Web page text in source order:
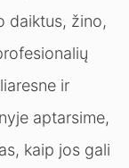
daiktus, žino,
ir
aptarsime,
kaip jos gali